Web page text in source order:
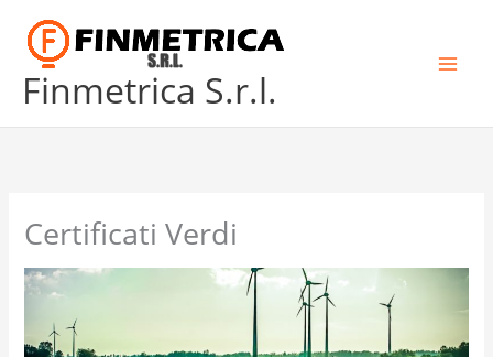
contentFinmetrica S.r.l.
Certificati Verdi